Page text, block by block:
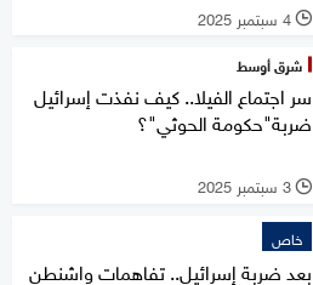
l 4 سبتمبر 2025
شرق أوسط
سر اجتماع الفيلا.. كيف نفذت إسرائيل
ضربة"حكومة الحوثي"؟
l 3 سبتمبر 2025
خاص
بعد ضربة إسرائيل.. تفاهمات واشنطن